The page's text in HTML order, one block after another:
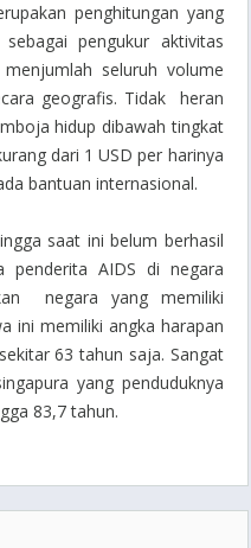
penghitungan yang
pengukur aktivitas
seluruh volume
geografis. Tidak heran
hidup dibawah tingkat
dari 1 USD per harinya
bantuan internasional.
saat ini belum berhasil
penderita AIDS di negara
negara yang memiliki
ini memiliki angka harapan
63 tahun saja. Sangat
yang penduduknya
83,7 tahun.